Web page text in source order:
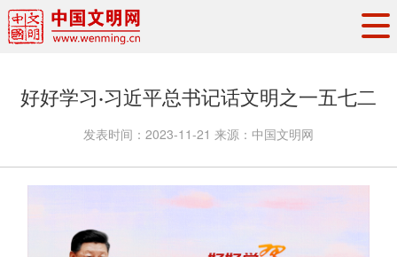
权威发布
资讯联播
地方交流
文明培育
文明实践
文明创建
文明之光
文明影音 文明矩阵
好好学习·习近平总书记话文明之一五七二
发表时间： 2023-11-21 来源： 中国文明网